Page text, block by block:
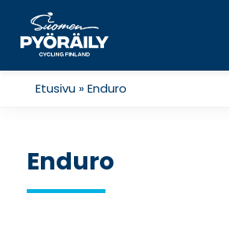
content
Etusivu»Enduro
Enduro